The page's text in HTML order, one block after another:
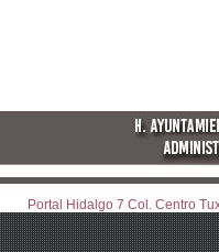
Portal Hidalgo 7 Col. Centro